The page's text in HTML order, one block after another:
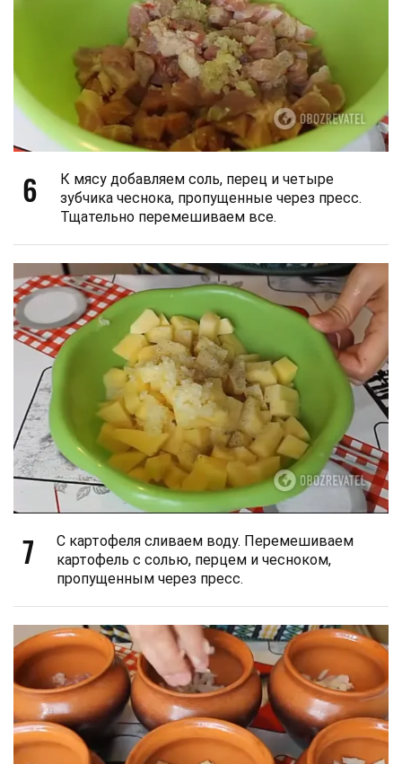
6
К мясу добавляем соль, перец и четыре
зубчика чеснока, пропущенные через пресс.
Тщательно перемешиваем все.
7
С картофеля сливаем воду. Перемешиваем
картофель с солью, перцем и чесноком,
пропущенным через пресс.